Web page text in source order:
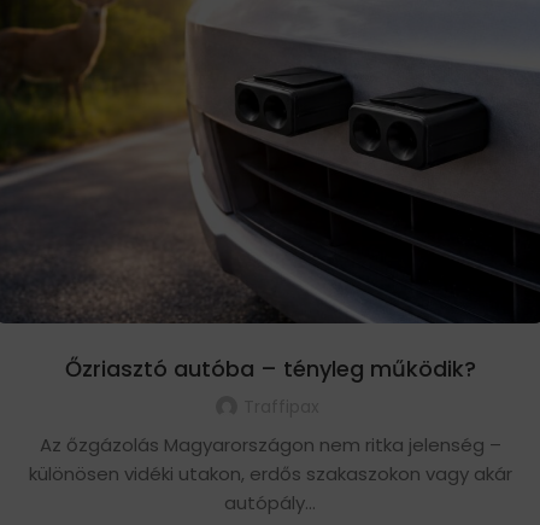
Őzriasztó autóba – tényleg működik?
Az őzgázolás Magyarországon nem ritka jelenség –
különösen vidéki utakon, erdős szakaszokon vagy akár
autópály...